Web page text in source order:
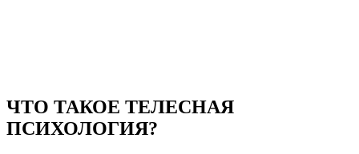
ЧТО ТАКОЕ ТЕЛЕСНАЯ
ПСИХОЛОГИЯ?